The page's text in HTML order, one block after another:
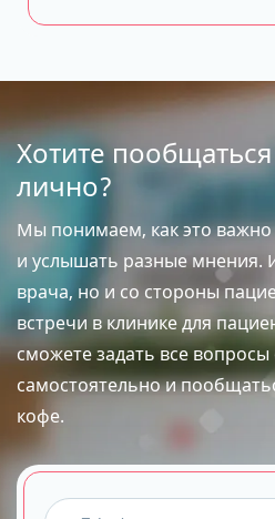
Хотите
лично?
Мы понимаем, как это важно
и услышать разные мнения.
врача, но и со стороны
встречи в клинике для
сможете задать все
самостоятельно и
кофе.